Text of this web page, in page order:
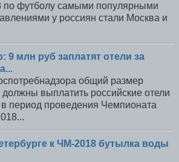
футболу самыми популярными
у россиян стали Москва и
9 млн руб заплатят отели за
общий размер
выплатить российские отели
период проведения Чемпионата
к ЧМ-2018 бутылка воды